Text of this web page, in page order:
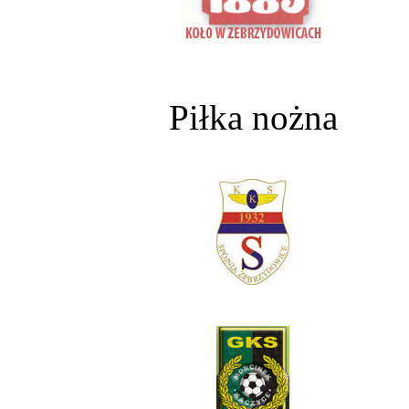
Piłka nożna